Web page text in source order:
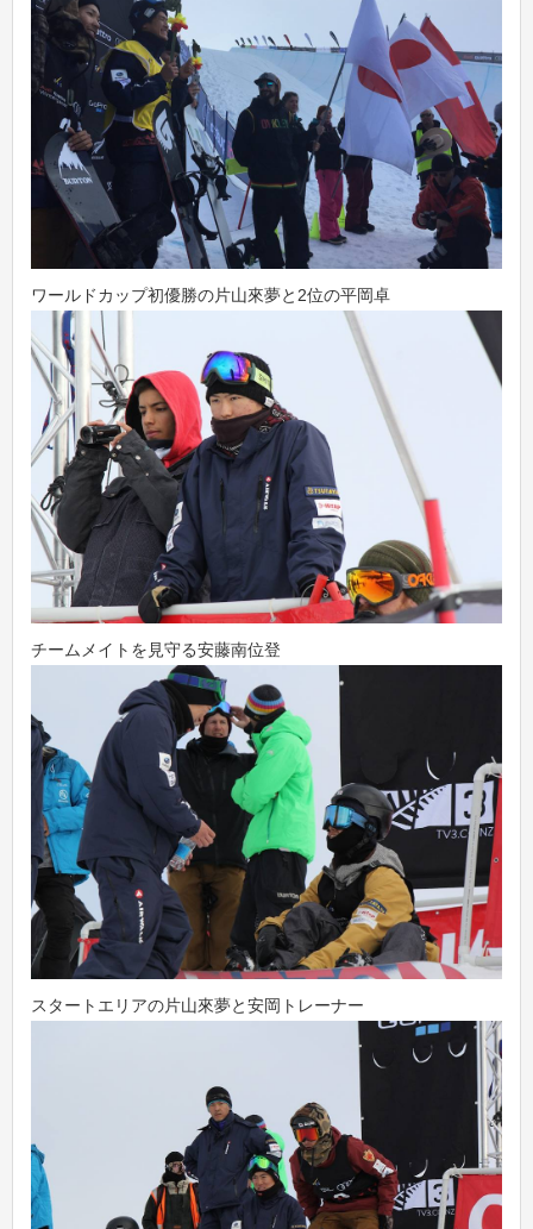
ワールドカップ初優勝の片山來夢と2位の平岡卓
チームメイトを見守る安藤南位登
スタートエリアの片山來夢と安岡トレーナー